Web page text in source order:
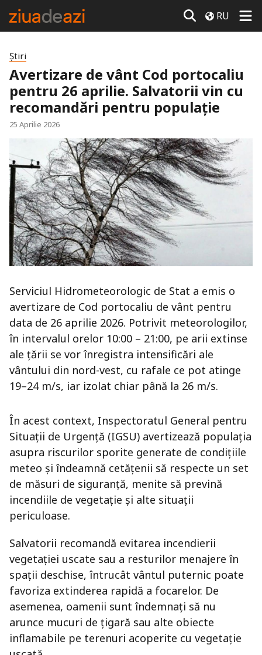
RU
Știri
Avertizare de vânt Cod portocaliu
pentru 26 aprilie. Salvatorii vin cu
recomandări pentru populație
25 Aprilie 2026
Serviciul Hidrometeorologic de Stat a emis o
avertizare de Cod portocaliu de vânt pentru
data de 26 aprilie 2026. Potrivit meteorologilor,
în intervalul orelor 10:00 – 21:00, pe arii extinse
ale țării se vor înregistra intensificări ale
vântului din nord-vest, cu rafale ce pot atinge
19–24 m/s, iar izolat chiar până la 26 m/s.
În acest context, Inspectoratul General pentru
Situații de Urgență (IGSU) avertizează populația
asupra riscurilor sporite generate de condițiile
meteo și îndeamnă cetățenii să respecte un set
de măsuri de siguranță, menite să prevină
incendiile de vegetație și alte situații
periculoase.
Salvatorii recomandă evitarea incendierii
vegetației uscate sau a resturilor menajere în
spații deschise, întrucât vântul puternic poate
favoriza extinderea rapidă a focarelor. De
asemenea, oamenii sunt îndemnați să nu
arunce mucuri de țigară sau alte obiecte
inflamabile pe terenuri acoperite cu vegetație